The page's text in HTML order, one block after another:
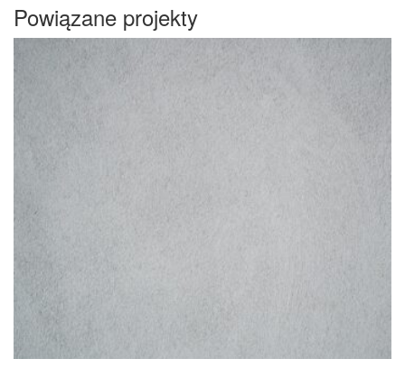
Powiązane projekty